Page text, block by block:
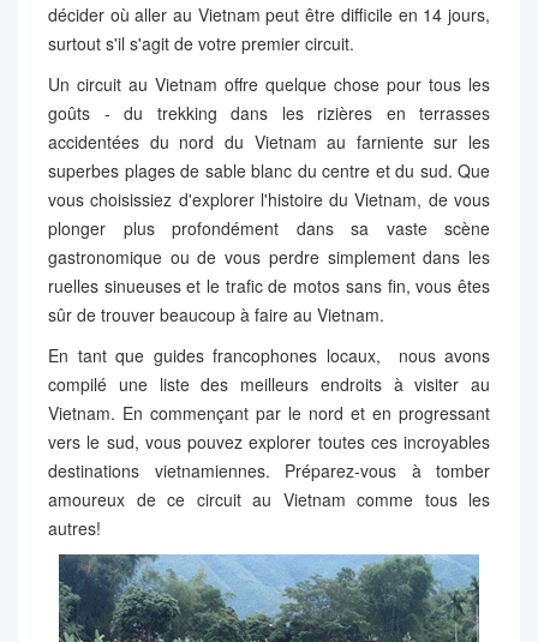
décider où aller au Vietnam peut être difficile en 14 jours,
surtout s'il s'agit de votre premier circuit.
Un circuit au Vietnam offre quelque chose pour tous les
goûts - du trekking dans les rizières en terrasses
accidentées du nord du Vietnam au farniente sur les
superbes plages de sable blanc du centre et du sud. Que
vous choisissiez d'explorer l'histoire du Vietnam, de vous
plonger plus profondément dans sa vaste scène
gastronomique ou de vous perdre simplement dans les
ruelles sinueuses et le trafic de motos sans fin, vous êtes
sûr de trouver beaucoup à faire au Vietnam.
En tant que guides francophones locaux, nous avons
compilé une liste des meilleurs endroits à visiter au
Vietnam. En commençant par le nord et en progressant
vers le sud, vous pouvez explorer toutes ces incroyables
destinations vietnamiennes. Préparez-vous à tomber
amoureux de ce circuit au Vietnam comme tous les
autres!